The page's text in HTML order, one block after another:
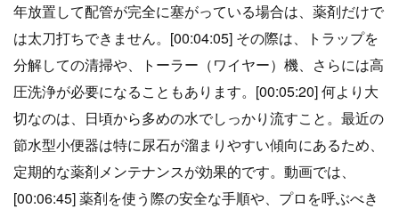
年放置して配管が完全に塞がっている場合は、薬剤だけで
は太刀打ちできません。[00:04:05] その際は、トラップを
分解しての清掃や、トーラー（ワイヤー）機、さらには高
圧洗浄が必要になることもあります。[00:05:20] 何より大
切なのは、日頃から多めの水でしっかり流すこと。最近の
節水型小便器は特に尿石が溜まりやすい傾向にあるため、
定期的な薬剤メンテナンスが効果的です。動画では、
[00:06:45] 薬剤を使う際の安全な手順や、プロを呼ぶべき